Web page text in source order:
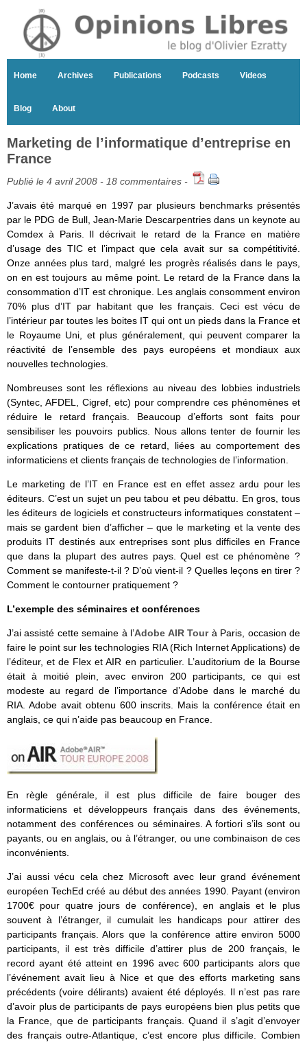
Home Archives Publications Podcasts Videos
Blog About
Marketing de l’informatique d’entreprise en
France
Publié le 4 avril 2008 - 18 commentaires -
J’avais été marqué en 1997 par plusieurs benchmarks présentés
par le PDG de Bull, Jean-Marie Descarpentries dans un keynote au
Comdex à Paris. Il décrivait le retard de la France en matière
d’usage des TIC et l’impact que cela avait sur sa compétitivité.
Onze années plus tard, malgré les progrès réalisés dans le pays,
on en est toujours au même point. Le retard de la France dans la
consommation d’IT est chronique. Les anglais consomment environ
70% plus d’IT par habitant que les français. Ceci est vécu de
l’intérieur par toutes les boites IT qui ont un pieds dans la France et
le Royaume Uni, et plus généralement, qui peuvent comparer la
réactivité de l’ensemble des pays européens et mondiaux aux
nouvelles technologies.
Nombreuses sont les réflexions au niveau des lobbies industriels
(Syntec, AFDEL, Cigref, etc) pour comprendre ces phénomènes et
réduire le retard français. Beaucoup d’efforts sont faits pour
sensibiliser les pouvoirs publics. Nous allons tenter de fournir les
explications pratiques de ce retard, liées au comportement des
informaticiens et clients français de technologies de l’information.
Le marketing de l’IT en France est en effet assez ardu pour les
éditeurs. C’est un sujet un peu tabou et peu débattu. En gros, tous
les éditeurs de logiciels et constructeurs informatiques constatent –
mais se gardent bien d’afficher – que le marketing et la vente des
produits IT destinés aux entreprises sont plus difficiles en France
que dans la plupart des autres pays. Quel est ce phénomène ?
Comment se manifeste-t-il ? D’où vient-il ? Quelles leçons en tirer ?
Comment le contourner pratiquement ?
L’exemple des séminaires et conférences
J’ai assisté cette semaine à l’Adobe AIR Tourà Paris, occasion de
faire le point sur les technologies RIA (Rich Internet Applications) de
l’éditeur, et de Flex et AIR en particulier. L’auditorium de la Bourse
était à moitié plein, avec environ 200 participants, ce qui est
modeste au regard de l’importance d’Adobe dans le marché du
RIA. Adobe avait obtenu 600 inscrits. Mais la conférence était en
anglais, ce qui n’aide pas beaucoup en France.
En règle générale, il est plus difficile de faire bouger des
informaticiens et développeurs français dans des événements,
notamment des conférences ou séminaires. A fortiori s’ils sont ou
payants, ou en anglais, ou à l’étranger, ou une combinaison de ces
inconvénients.
J’ai aussi vécu cela chez Microsoft avec leur grand événement
européen TechEd créé au début des années 1990. Payant (environ
1700€ pour quatre jours de conférence), en anglais et le plus
souvent à l’étranger, il cumulait les handicaps pour attirer des
participants français. Alors que la conférence attire environ 5000
participants, il est très difficile d’attirer plus de 200 français, le
record ayant été atteint en 1996 avec 600 participants alors que
l’événement avait lieu à Nice et que des efforts marketing sans
précédents (voire délirants) avaient été déployés. Il n’est pas rare
d’avoir plus de participants de pays européens bien plus petits que
la France, que de participants français. Quand il s’agit d’envoyer
des français outre-Atlantique, c’est encore plus difficile. Combien